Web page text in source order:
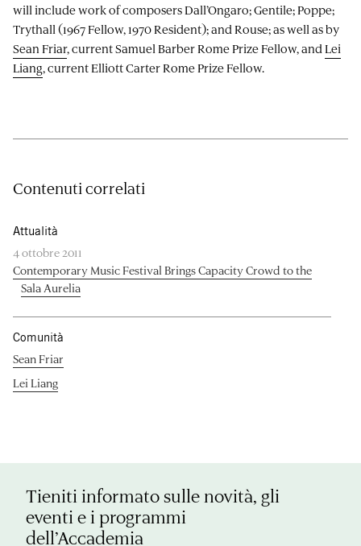
will include work of composers Dall’Ongaro; Gentile; Poppe;
Trythall (1967 Fellow, 1970 Resident); and Rouse; as well as by
Sean Friar, current Samuel Barber Rome Prize Fellow, and Lei
Liang, current Elliott Carter Rome Prize Fellow.
Contenuti correlati
Attualità
4 ottobre 2011
Contemporary Music Festival Brings Capacity Crowd to the
Sala Aurelia
Comunità
Sean Friar
Lei Liang
Tieniti informato sulle novità, gli
eventi e i programmi
dell’Accademia